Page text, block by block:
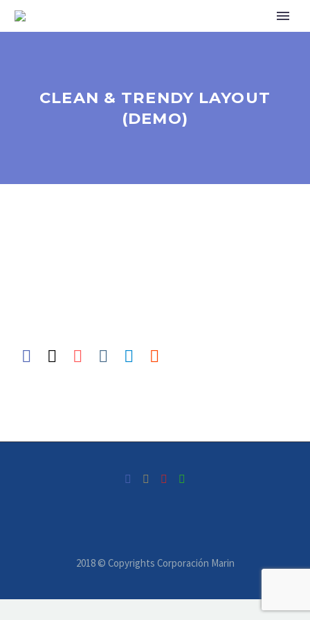
CLEAN & TRENDY LAYOUT
(DEMO)
2018 © Copyrights Corporación Marin